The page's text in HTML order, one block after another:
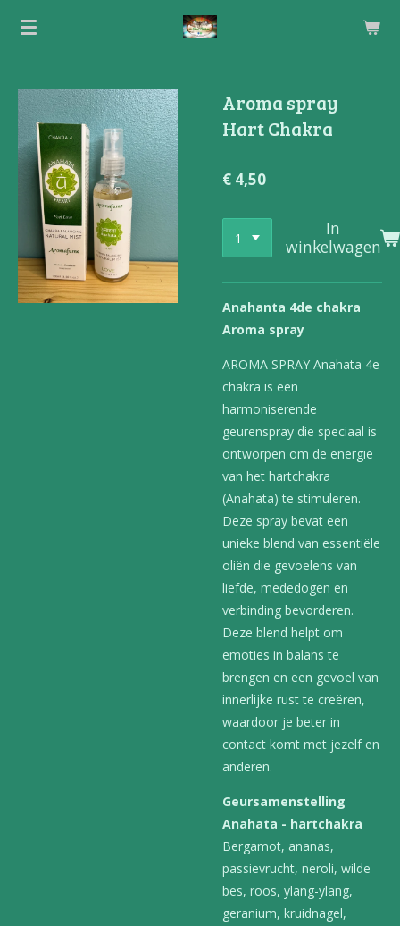
Ga
hoofdinhoud
Aroma spray
Hart Chakra
€ 4,50
In
winkelwagen
Anahanta 4de chakra
Aroma spray
AROMA SPRAY Anahata 4e
chakra is een
harmoniserende
geurenspray die speciaal is
ontworpen om de energie
van het hartchakra
(Anahata) te stimuleren.
Deze spray bevat een
unieke blend van essentiële
oliën die gevoelens van
liefde, mededogen en
verbinding bevorderen.
Deze blend helpt om
emoties in balans te
brengen en een gevoel van
innerlijke rust te creëren,
waardoor je beter in
contact komt met jezelf en
anderen.
Geursamenstelling
Anahata - hartchakra
Bergamot, ananas,
passievrucht, neroli, wilde
bes, roos, ylang-ylang,
geranium, kruidnagel,